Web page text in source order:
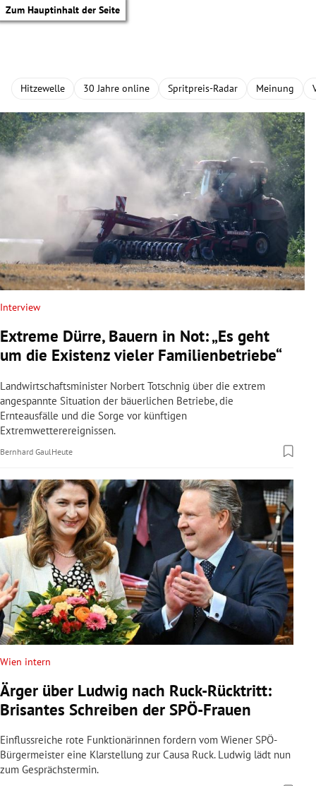
Zum Hauptinhalt der Seite
Untermenü
Untermenü
Untermenü
Untermenü
Untermenü
Untermenü
Untermenü
Untermenü
Hitzewelle 30 Jahre online Spritpreis-Radar Meinung
Interview
Extreme Dürre, Bauern in Not: „Es geht
um die Existenz vieler Familienbetriebe“
Landwirtschaftsminister Norbert Totschnig über die extrem
angespannte Situation der bäuerlichen Betriebe, die
Ernteausfälle und die Sorge vor künftigen
Extremwetterereignissen.
Bernhard Gaul Heute
Wien intern
Ärger über Ludwig nach Ruck-Rücktritt:
Brisantes Schreiben der SPÖ-Frauen
Einflussreiche rote Funktionärinnen fordern vom Wiener SPÖ-
Bürgermeister eine Klarstellung zur Causa Ruck. Ludwig lädt nun
zum Gesprächstermin.